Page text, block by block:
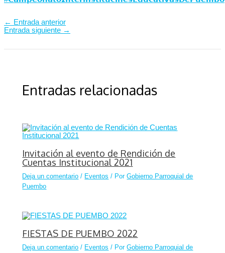
← Entrada anterior
Entrada siguiente →
Entradas relacionadas
Invitación al evento de Rendición de
Cuentas Institucional 2021
Deja un comentario / Eventos / PorGobierno Parroquial de
Puembo
FIESTAS DE PUEMBO 2022
Deja un comentario / Eventos / PorGobierno Parroquial de